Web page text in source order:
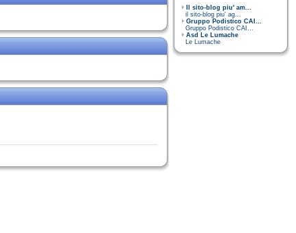
Il sito-blog piu' am...
il sito-blog piu' ag...
Gruppo Podistico CAI...
Gruppo Podistico CAI...
Asd Le Lumache
Le Lumache